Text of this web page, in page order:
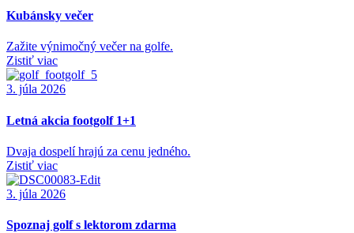
Kubánsky večer
Zažite výnimočný večer na golfe.
Zistiť viac
3. júla 2026
Letná akcia footgolf 1+1
Dvaja dospelí hrajú za cenu jedného.
Zistiť viac
3. júla 2026
Spoznaj golf s lektorom zdarma